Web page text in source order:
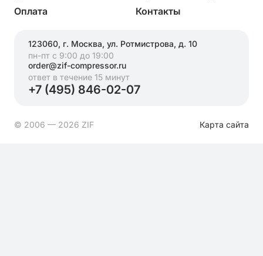
Оплата
Контакты
123060, г. Москва, ул. Ротмистрова, д. 10
пн-пт с 9:00 до 19:00
order@zif-compressor.ru
ответ в течение 15 минут
+7 (495) 846-02-07
© 2006 — 2026 ZIF Карта сайта